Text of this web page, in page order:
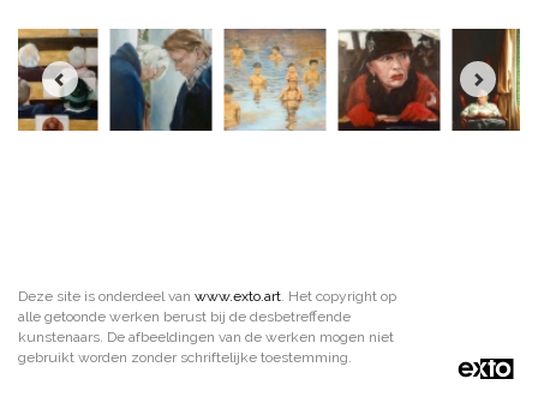
Deze site is onderdeel van www.exto.art . Het copyright op
alle getoonde werken berust bij de desbetreffende
kunstenaars. De afbeeldingen van de werken mogen niet
gebruikt worden zonder schriftelijke toestemming.